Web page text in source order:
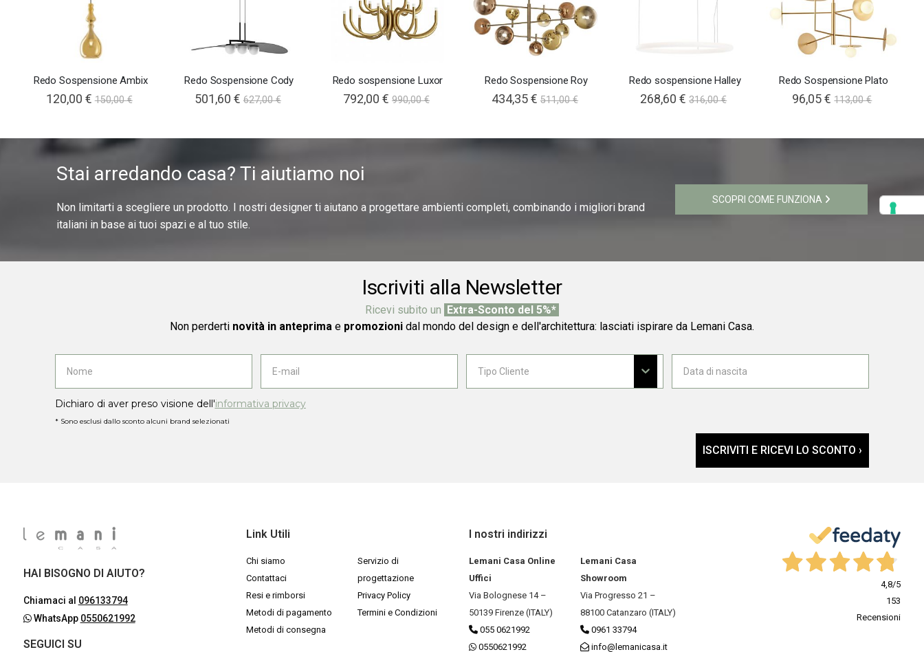
Redo Sospensione Ambix
120,00 € 150,00 €
Redo Sospensione Cody
501,60 € 627,00 €
Redo sospensione Luxor
792,00 € 990,00 €
Redo Sospensione Roy
434,35 € 511,00 €
Redo sospensione Halley
268,60 € 316,00 €
Redo Sospensione Plato
96,05 € 113,00 €
Stai arredando casa? Ti aiutiamo noi
Non limitarti a scegliere un prodotto. I nostri designer ti aiutano a progettare ambienti completi, combinando i migliori brand
italiani in base ai tuoi spazi e al tuo stile.
SCOPRI COME FUNZIONA
Iscriviti alla Newsletter
Ricevi subito un Extra-Sconto del 5%*
Non perderti novità in anteprimae promozionidal mondo del design e dell'architettura: lasciati ispirare da Lemani Casa.
Dichiaro di aver preso visione dell'informativa privacy
* Sono esclusi dallo sconto alcuni brand selezionati
ISCRIVITI E RICEVI LO SCONTO ›
HAI BISOGNO DI AIUTO?
Chiamaci al 096133794
WhatsApp 0550621992
SEGUICI SU
Link Utili
Chi siamo
Contattaci
Resi e rimborsi
Metodi di pagamento
Metodi di consegna
Servizio di
progettazione
Privacy Policy
Termini e Condizioni
I nostri indirizzi
Lemani Casa Online
Uffici
Via Bolognese 14 –
50139 Firenze (ITALY)
055 0621992
0550621992
Lemani Casa
Showroom
Via Progresso 21 –
88100 Catanzaro (ITALY)
0961 33794
info@lemanicasa.it
4,8/5
153
Recensioni